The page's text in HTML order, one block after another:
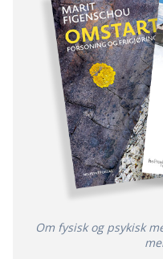
Om fysisk og psykisk